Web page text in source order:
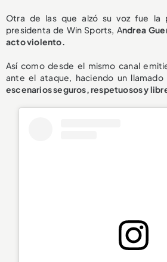
Otra de las que alzó su voz fue la
presidenta de Win Sports, Andrea
acto violento.
Así como desde el mismo canal
ante el ataque, haciendo un llamado
escenarios seguros, respetuosos y